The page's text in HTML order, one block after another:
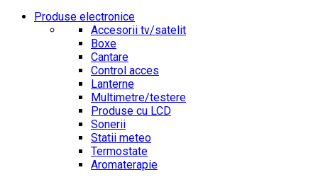
Produse electronice
Accesorii tv/satelit
Boxe
Cantare
Control acces
Lanterne
Multimetre/testere
Produse cu LCD
Sonerii
Statii meteo
Termostate
Aromaterapie